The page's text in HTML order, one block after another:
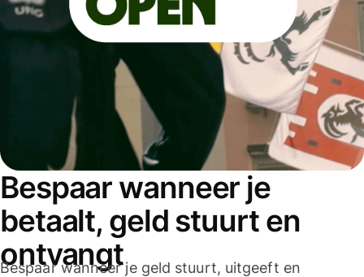
Bespaar wanneer je
betaalt, geld stuurt en
ontvangt
Bespaar wanneer je geld stuurt, uitgeeft en